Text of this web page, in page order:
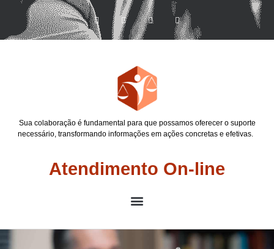
Sua colaboração é fundamental para que possamos oferecer o suporte
necessário, transformando informações em ações concretas e efetivas.
Atendimento On-line